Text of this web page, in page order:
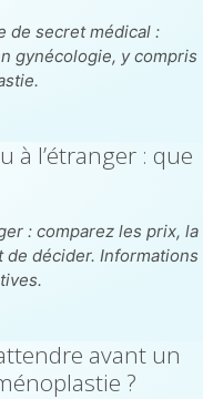
de secret médical :
gynécologie, y compris
à l’étranger : que
: comparez les prix, la
décider. Informations
avant un
?